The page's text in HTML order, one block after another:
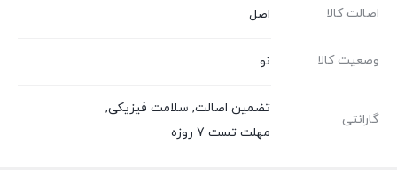
اصالت کالا اصل
وضعیت کالا نو
گارانتی
تضمین اصالت, سلامت فیزیکی,
مهلت تست 7 روزه